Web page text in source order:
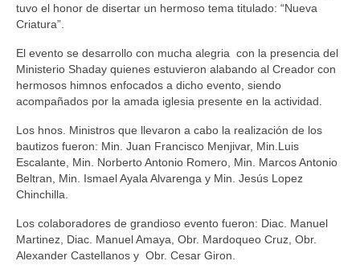
tuvo el honor de disertar un hermoso tema titulado: “Nueva
Criatura”.
El evento se desarrollo con mucha alegria con la presencia del
Ministerio Shaday quienes estuvieron alabando al Creador con
hermosos himnos enfocados a dicho evento, siendo
acompañados por la amada iglesia presente en la actividad.
Los hnos. Ministros que llevaron a cabo la realización de los
bautizos fueron: Min. Juan Francisco Menjivar, Min.Luis
Escalante, Min. Norberto Antonio Romero, Min. Marcos Antonio
Beltran, Min. Ismael Ayala Alvarenga y Min. Jesús Lopez
Chinchilla.
Los colaboradores de grandioso evento fueron: Diac. Manuel
Martinez, Diac. Manuel Amaya, Obr. Mardoqueo Cruz, Obr.
Alexander Castellanos y Obr. Cesar Giron.